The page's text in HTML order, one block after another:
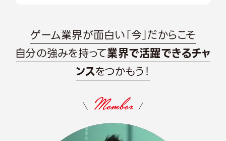
ゲーム業界が面白い「今」だからこそ
自分の強みを持って業界で活躍できるチャ
ンスをつかもう！